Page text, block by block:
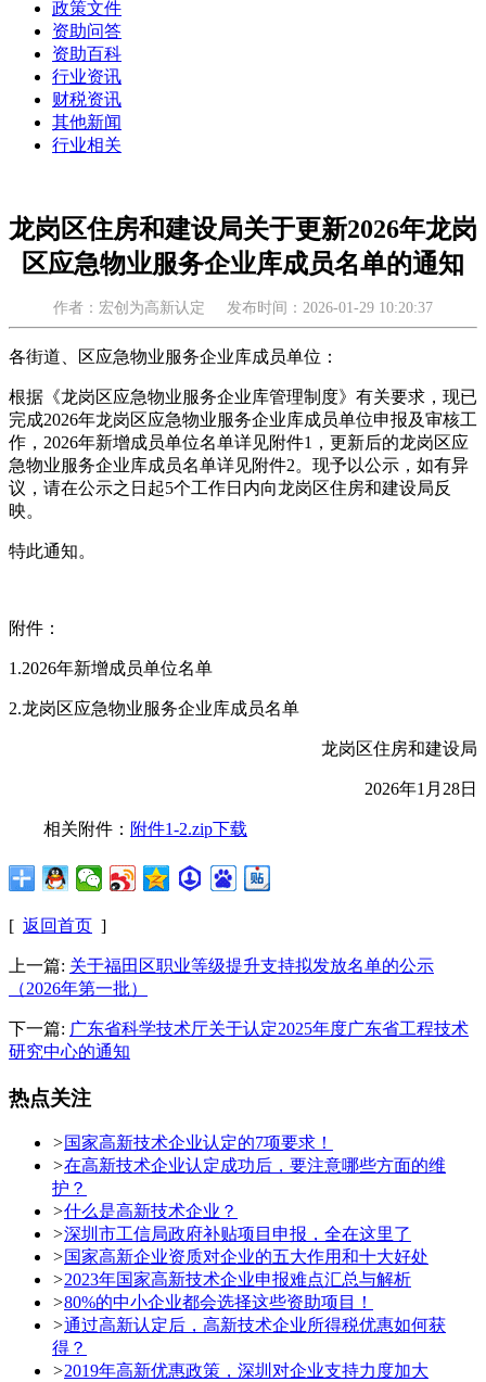
政策文件
资助问答
资助百科
行业资讯
财税资讯
其他新闻
行业相关
龙岗区住房和建设局关于更新2026年龙岗
区应急物业服务企业库成员名单的通知
作者：宏创为高新认定 发布时间：2026-01-29 10:20:37
各街道、区应急物业服务企业库成员单位：
根据《龙岗区应急物业服务企业库管理制度》有关要求，现已
完成2026年龙岗区应急物业服务企业库成员单位申报及审核工
作，2026年新增成员单位名单详见附件1，更新后的龙岗区应
急物业服务企业库成员名单详见附件2。现予以公示，如有异
议，请在公示之日起5个工作日内向龙岗区住房和建设局反
映。
特此通知。
附件：
1.2026年新增成员单位名单
2.龙岗区应急物业服务企业库成员名单
龙岗区住房和建设局
2026年1月28日
相关附件： 附件1-2.zip下载
[ 返回首页 ]
上一篇: 关于福田区职业等级提升支持拟发放名单的公示
（2026年第一批）
下一篇: 广东省科学技术厅关于认定2025年度广东省工程技术
研究中心的通知
热点关注
>国家高新技术企业认定的7项要求！
>在高新技术企业认定成功后，要注意哪些方面的维
护？
>什么是高新技术企业？
>深圳市工信局政府补贴项目申报，全在这里了
>国家高新企业资质对企业的五大作用和十大好处
>2023年国家高新技术企业申报难点汇总与解析
>80%的中小企业都会选择这些资助项目！
>通过高新认定后，高新技术企业所得税优惠如何获
得？
>2019年高新优惠政策，深圳对企业支持力度加大